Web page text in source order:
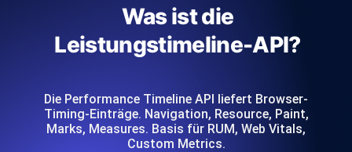
Was ist die
Leistungstimeline-API?
Die Performance Timeline API liefert Browser-
Timing-Einträge. Navigation, Resource, Paint,
Marks, Measures. Basis für RUM, Web Vitals,
Custom Metrics.